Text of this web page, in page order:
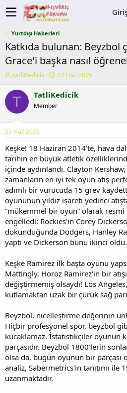
Yurtdışı Haberleri
Katkıda bulunan: Beyzbol
Grace'i başka nasıl
K
n
y
b
a
ş
a
t
a
n
TatliKedicik
B
ş
ç
t
a
r
i
h
i
22 Haz 2025
T TatliKedicik
Member
22 Haz 2025
Keşke! 18 Haziran 2014'te, hava
tarihin en büyük atletik
içinde aydınlandı. Clayton
zamanların en iyi tek oyun atış
adımlı bir vurucuda 15 grev
oyununun yıldız işareti yedinci
“mükemmel bir oyun” olarak resmi
engelledi: Rockies'in Corey
dokunduğunda Dodgers, Hanley
yaptı ve Dickerson bunu ikinci oldu.
Keşke Ramirez ilk başta oyunu
Mattingly, Horoz Ramirez'in bir
değiştirmemiş olsaydı! Los
kutlamaktan uzak bir çürük sağ
Beyzbol, nicelleştirme değerinin
Hiçbir profesyonel spor, beyzbol
kucaklamaz. İstatistikçiler oyunun
parçasıdır. Beyzbol 1800'lerin
olsa da, bugün oyunun bir parçası
analiz, Sabermetrics'in tanıtımı ile
uzanmaktadır.